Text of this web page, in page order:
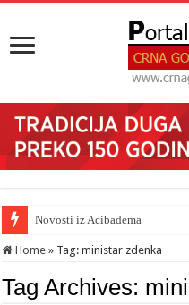
Novosti iz Acibadema
Home » Tag:ministar zdenka
Tag Archives: